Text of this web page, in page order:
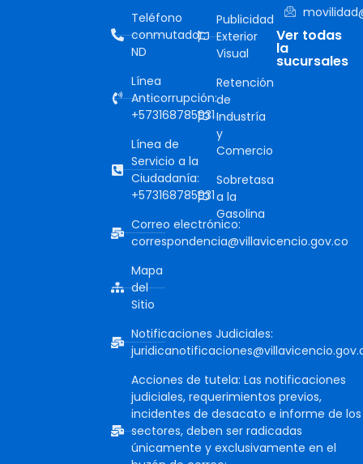
Teléfono
conmutador:
ND
Línea
Anticorrupción:
+573168785931
Línea de
Servicio a la
Ciudadanía:
+573168785931
Correo electrónico:
correspondencia@villavicencio.gov.co
Mapa
del
Sitio
Notificaciones Judiciales:
Acciones de tutela: Las notificaciones
judiciales, requerimientos previos,
incidentes de desacato e informe de los
sectores, deben ser radicadas
únicamente y exclusivamente en el
Publicidad
Exterior
Visual
Retención
de
Industría
y
Comercio
Sobretasa
a la
Gasolina
Ver todas
la
sucursales